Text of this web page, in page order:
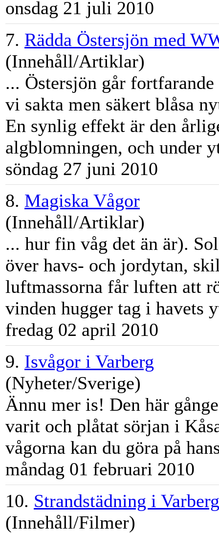
onsdag 21 juli 2010
7. Rädda Östersjön med
(Innehåll/Artiklar)
... Östersjön går
vi sakta men säkert blåsa
En synlig effekt är den
algblomningen, och under
söndag 27 juni 2010
8. Magiska Vågor
(Innehåll/Artiklar)
... hur fin våg det än är).
över havs- och jordytan,
luftmassorna får luften att
vinden hugger tag i havets
fredag 02 april 2010
9. Isvågor i Varberg
(Nyheter/Sverige)
Ännu mer is! Den här
varit och plåtat sörjan i K
vågorna kan du göra på
måndag 01 februari 2010
10. Strandstädning i Varberg
(Innehåll/Filmer)